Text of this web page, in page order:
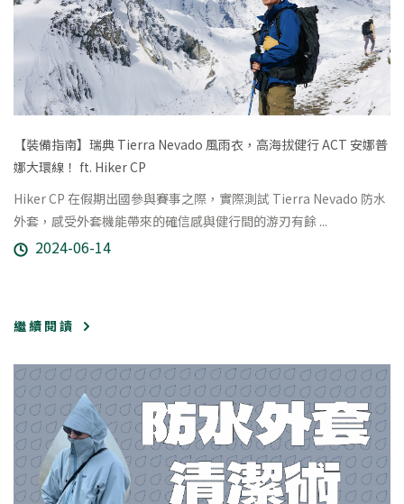
【裝備指南】瑞典 Tierra Nevado 風雨衣，高海拔健行 ACT 安娜普
娜大環線！ ft. Hiker CP
Hiker CP 在假期出國參與賽事之際，實際測試 Tierra Nevado 防水
外套，感受外套機能帶來的確信感與健行間的游刃有餘 ...
2024-06-14
繼 續 閱 讀